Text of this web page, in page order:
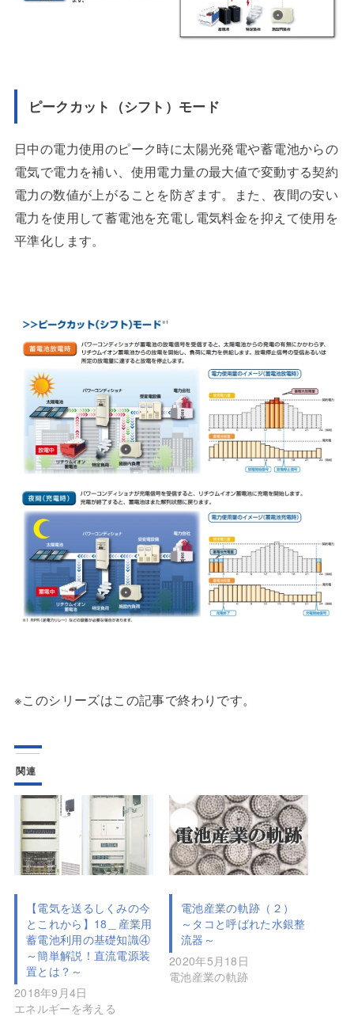
ピークカット（シフト）モード
日中の電力使用のピーク時に太陽光発電や蓄電池からの
電気で電力を補い、使用電力量の最大値で変動する契約
電力の数値が上がることを防ぎます。また、夜間の安い
電力を使用して蓄電池を充電し電気料金を抑えて使用を
平準化します。
※このシリーズはこの記事で終わりです。
関連
【電気を送るしくみの今
とこれから】18＿産業用
蓄電池利用の基礎知識④
～簡単解説！直流電源装
置とは？～
2018年9月4日
エネルギーを考える
電池産業の軌跡（２）
～タコと呼ばれた水銀整
流器～
2020年5月18日
電池産業の軌跡